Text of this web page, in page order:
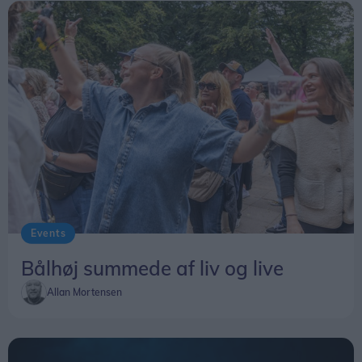
Events
Bålhøj summede af liv og live
Allan Mortensen